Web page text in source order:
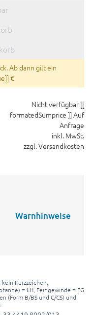
Ab dann gilt ein
€
Nicht verfügbar [[
formatedSumprice ]] Auf
Anfrage
inkl. MwSt.
zzgl. Versandkosten
Warnhinweise
Kurzzeichen,
= LH, Feingewinde = FG
(Form B/BS und C/CS) und